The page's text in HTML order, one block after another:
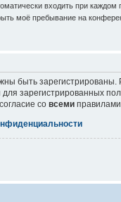
входить при каждом
моё пребывание на
быть зарегистрированы.
зарегистрированных
со всеми